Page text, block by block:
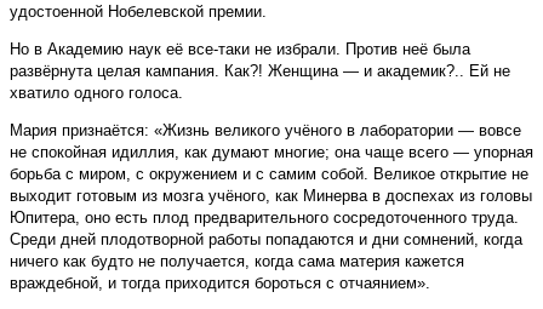
удостоенной Нобелевской премии.
Но в Академию наук её все-таки не избрали. Против неё была
развёрнута целая кампания. Как?! Женщина — и академик?.. Ей не
хватило одного голоса.
Мария признаётся: «Жизнь великого учёного в лаборатории — вовсе
не спокойная идиллия, как думают многие; она чаще всего — упорная
борьба с миром, с окружением и с самим собой. Великое открытие не
выходит готовым из мозга учёного, как Минерва в доспехах из головы
Юпитера, оно есть плод предварительного сосредоточенного труда.
Среди дней плодотворной работы попадаются и дни сомнений, когда
ничего как будто не получается, когда сама материя кажется
враждебной, и тогда приходится бороться с отчаянием».